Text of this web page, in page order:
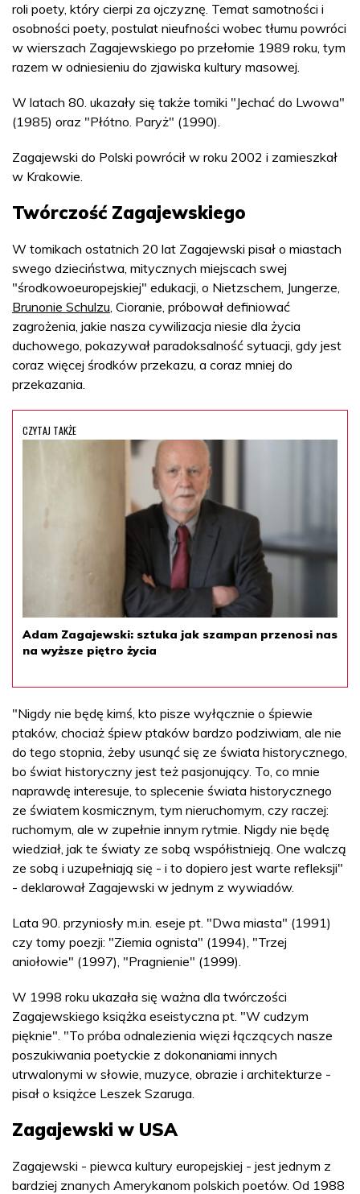
roli poety, który cierpi za ojczyznę. Temat samotności i
osobności poety, postulat nieufności wobec tłumu powróci
w wierszach Zagajewskiego po przełomie 1989 roku, tym
razem w odniesieniu do zjawiska kultury masowej.
W latach 80. ukazały się także tomiki "Jechać do Lwowa"
(1985) oraz "Płótno. Paryż" (1990).
Zagajewski do Polski powrócił w roku 2002 i zamieszkał
w Krakowie.
Twórczość Zagajewskiego
W tomikach ostatnich 20 lat Zagajewski pisał o miastach
swego dzieciństwa, mitycznych miejscach swej
"środkowoeuropejskiej" edukacji, o Nietzschem, Jungerze,
Brunonie Schulzu, Cioranie, próbował definiować
zagrożenia, jakie nasza cywilizacja niesie dla życia
duchowego, pokazywał paradoksalność sytuacji, gdy jest
coraz więcej środków przekazu, a coraz mniej do
przekazania.
CZYTAJ TAKŻE
Adam Zagajewski: sztuka jak szampan przenosi nas
na wyższe piętro życia
"Nigdy nie będę kimś, kto pisze wyłącznie o śpiewie
ptaków, chociaż śpiew ptaków bardzo podziwiam, ale nie
do tego stopnia, żeby usunąć się ze świata historycznego,
bo świat historyczny jest też pasjonujący. To, co mnie
naprawdę interesuje, to splecenie świata historycznego
ze światem kosmicznym, tym nieruchomym, czy raczej:
ruchomym, ale w zupełnie innym rytmie. Nigdy nie będę
wiedział, jak te światy ze sobą współistnieją. One walczą
ze sobą i uzupełniają się - i to dopiero jest warte refleksji"
- deklarował Zagajewski w jednym z wywiadów.
Lata 90. przyniosły m.in. eseje pt. "Dwa miasta" (1991)
czy tomy poezji: "Ziemia ognista" (1994), "Trzej
aniołowie" (1997), "Pragnienie" (1999).
W 1998 roku ukazała się ważna dla twórczości
Zagajewskiego książka eseistyczna pt. "W cudzym
pięknie". "To próba odnalezienia więzi łączących nasze
poszukiwania poetyckie z dokonaniami innych
utrwalonymi w słowie, muzyce, obrazie i architekturze -
pisał o książce Leszek Szaruga.
Zagajewski w USA
Zagajewski - piewca kultury europejskiej - jest jednym z
bardziej znanych Amerykanom polskich poetów. Od 1988